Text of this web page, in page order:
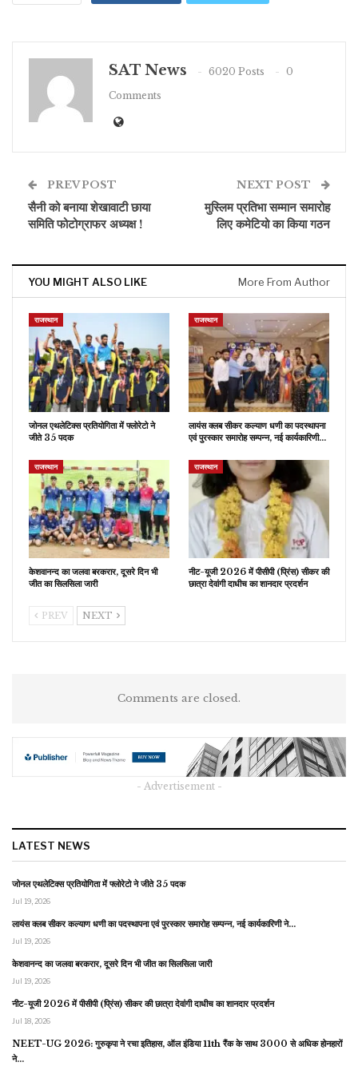
SAT News 6020 Posts
0
Comments
PREV POST
सैनी को बनाया शेखावाटी छाया
समिति फोटोग्राफर अध्यक्ष !
NEXT POST
मुस्लिम प्रतिभा सम्मान समारोह
लिए कमेटियो का किया गठन
YOU MIGHT ALSO LIKE More From Author
राजस्थान
जोनल एथलेटिक्स प्रतियोगिता में फ्लोरेटो ने
जीते 35 पदक
राजस्थान
लायंस क्लब सीकर कल्याण धणी का पदस्थापना
एवं पुरस्कार समारोह सम्पन्न, नई कार्यकारिणी…
राजस्थान
केशवानन्द का जलवा बरकरार, दूसरे दिन भी
जीत का सिलसिला जारी
राजस्थान
नीट-यूजी 2026 में पीसीपी (प्रिंस) सीकर की
छात्रा देवांगी दाधीच का शानदार प्रदर्शन
PREV NEXT
Comments are closed.
- Advertisement -
LATEST NEWS
जोनल एथलेटिक्स प्रतियोगिता में फ्लोरेटो ने जीते 35 पदक
Jul 19, 2026
लायंस क्लब सीकर कल्याण धणी का पदस्थापना एवं पुरस्कार समारोह सम्पन्न, नई कार्यकारिणी ने…
Jul 19, 2026
केशवानन्द का जलवा बरकरार, दूसरे दिन भी जीत का सिलसिला जारी
Jul 19, 2026
नीट-यूजी 2026 में पीसीपी (प्रिंस) सीकर की छात्रा देवांगी दाधीच का शानदार प्रदर्शन
Jul 18, 2026
NEET-UG 2026: गुरुकृपा ने रचा इतिहास, ऑल इंडिया 11th रैंक के साथ 3000 से अधिक होनहारों
ने…